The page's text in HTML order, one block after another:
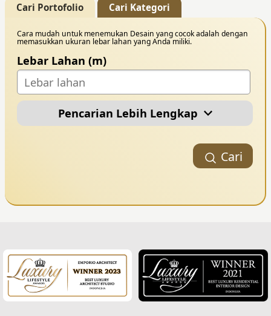
Cari Portofolio Cari Kategori
Cara mudah untuk menemukan Desain yang cocok adalah dengan
memasukkan ukuran lebar lahan yang Anda miliki.
Lebar Lahan (m)
Pencarian Lebih Lengkap
Luas Bangunan (m2
Cari